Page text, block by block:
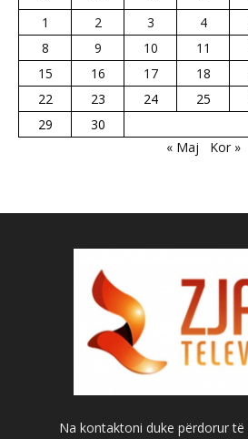
1
2 3 4
8
9 10 11
15
16 17 18
22
23 24 25
29
30
« Maj
Kor »
Na kontaktoni duke përdorur